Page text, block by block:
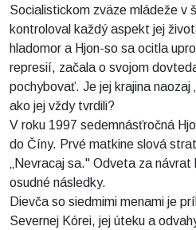
Socialistickom zväze mládeže v
kontroloval každý aspekt jej
hladomor a Hjon-so sa ocitla
represií, začala o svojom
pochybovať. Je jej krajina naozaj
ako jej vždy tvrdili?
V roku 1997 sedemnásťročná
do Číny. Prvé matkine slová
„Nevracaj sa." Odveta za
osudné následky.
Dievča so siedmimi menami je
Severnej Kórei, jej úteku a